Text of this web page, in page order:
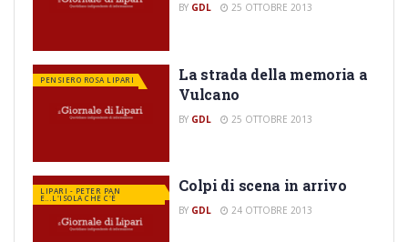
BY GDL 25 OTTOBRE 2013
PENSIERO ROSA LIPARI
La strada della memoria a
Vulcano
BY GDL 25 OTTOBRE 2013
LIPARI - PETER PAN
E...L'ISOLA CHE C'È
Colpi di scena in arrivo
BY GDL 24 OTTOBRE 2013